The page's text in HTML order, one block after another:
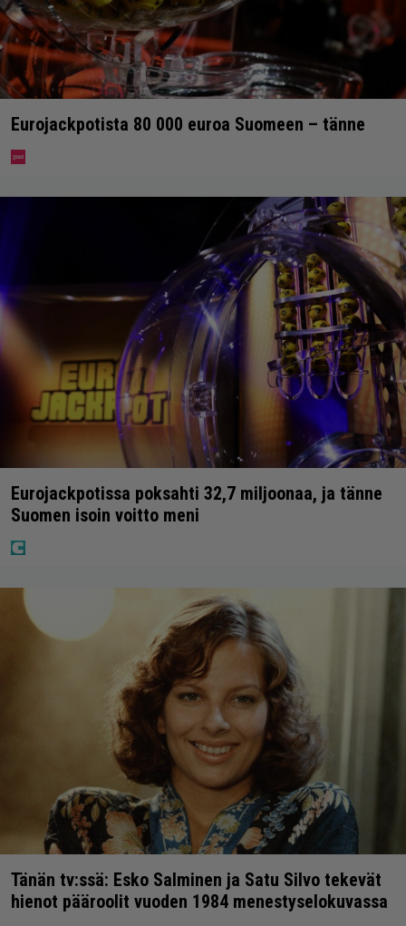
Eurojackpotista 80 000 euroa Suomeen – tänne
Eurojackpotissa poksahti 32,7 miljoonaa, ja tänne
Suomen isoin voitto meni
Tänän tv:ssä: Esko Salminen ja Satu Silvo tekevät
hienot pääroolit vuoden 1984 menestyselokuvassa